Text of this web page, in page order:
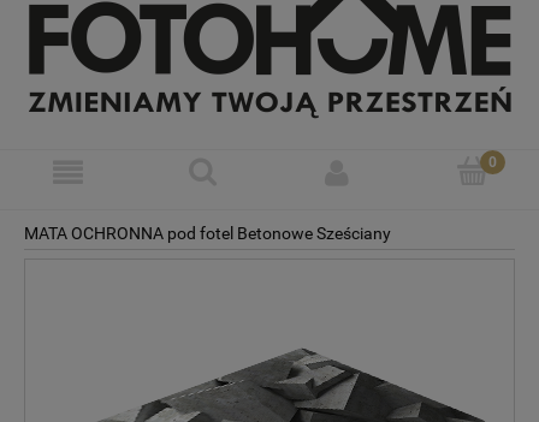
MATA OCHRONNA pod fotel Betonowe Sześciany